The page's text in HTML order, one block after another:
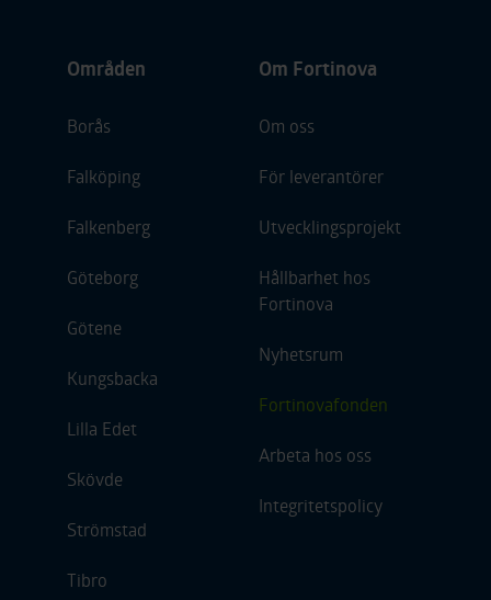
Områden
Borås
Falköping
Falkenberg
Göteborg
Götene
Kungsbacka
Lilla Edet
Skövde
Strömstad
Tibro
Om Fortinova
Om oss
För leverantörer
Utvecklingsprojekt
Hållbarhet hos
Fortinova
Nyhetsrum
Fortinovafonden
Arbeta hos oss
Integritetspolicy